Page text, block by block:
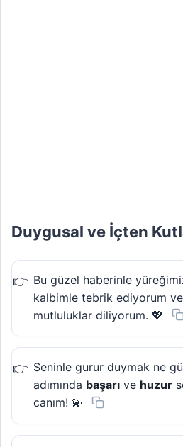
Duygusal ve İçten
Bu güzel haberinle
kalbimle tebrik ediyorum
mutluluklar diliyorum. 💖
Seninle gurur duymak ne
adımında başarı ve huzur
canım! 💫